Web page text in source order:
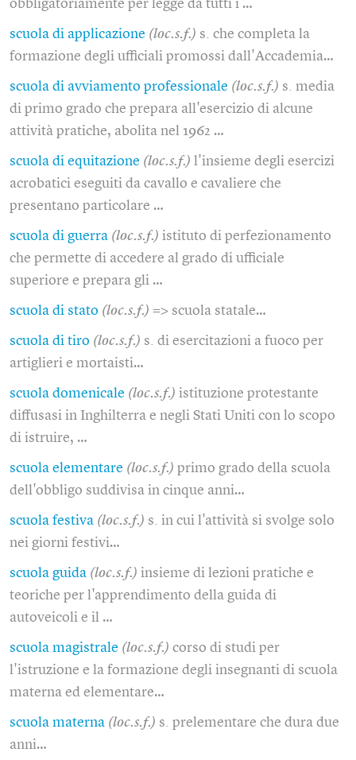
obbligatoriamente per legge da tutti i …
scuola di applicazione (loc.s.f.) s. che completa la
formazione degli ufficiali promossi dall'Accademia…
scuola di avviamento professionale (loc.s.f.) s. media
di primo grado che prepara all'esercizio di alcune
attività pratiche, abolita nel 1962 …
scuola di equitazione (loc.s.f.) l'insieme degli esercizi
acrobatici eseguiti da cavallo e cavaliere che
presentano particolare …
scuola di guerra (loc.s.f.) istituto di perfezionamento
che permette di accedere al grado di ufficiale
superiore e prepara gli …
scuola di stato (loc.s.f.) => scuola statale…
scuola di tiro (loc.s.f.) s. di esercitazioni a fuoco per
artiglieri e mortaisti…
scuola domenicale (loc.s.f.) istituzione protestante
diffusasi in Inghilterra e negli Stati Uniti con lo scopo
di istruire, …
scuola elementare (loc.s.f.) primo grado della scuola
dell'obbligo suddivisa in cinque anni…
scuola festiva (loc.s.f.) s. in cui l'attività si svolge solo
nei giorni festivi…
scuola guida (loc.s.f.) insieme di lezioni pratiche e
teoriche per l'apprendimento della guida di
autoveicoli e il …
scuola magistrale (loc.s.f.) corso di studi per
l'istruzione e la formazione degli insegnanti di scuola
materna ed elementare…
scuola materna (loc.s.f.) s. prelementare che dura due
anni…